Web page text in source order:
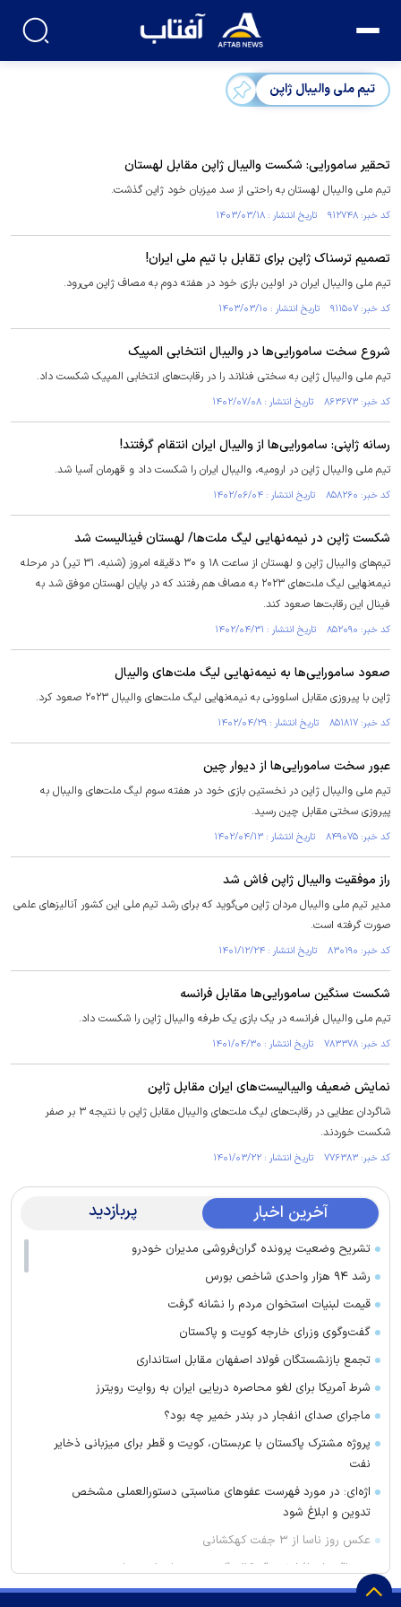
تیم ملی والیبال ژاپن
تحقیر سامورایی: شکست والیبال ژاپن مقابل لهستان
تیم ملی والیبال لهستان به راحتی از سد میزبان خود ژاپن گذشت.
کد خبر: ۹۱۲۷۴۸ تاریخ انتشار : ۱۴۰۳/۰۳/۱۸
تصمیم ترسناک ژاپن برای تقابل با تیم ملی ایران!
تیم ملی والیبال ایران در اولین بازی خود در هفته دوم به مصاف ژاپن می‌رود.
کد خبر: ۹۱۱۵۰۷ تاریخ انتشار : ۱۴۰۳/۰۳/۱۰
شروع سخت سامورایی‌ها در والیبال انتخابی المپیک
تیم ملی والیبال ژاپن به سختی فنلاند را در رقابت‌های انتخابی المپیک شکست داد.
کد خبر: ۸۶۳۶۷۳ تاریخ انتشار : ۱۴۰۲/۰۷/۰۸
رسانه ژاپنی: سامورایی‌ها از والیبال ایران انتقام گرفتند!
تیم ملی والیبال ژاپن در ارومیه، والیبال ایران را شکست داد و قهرمان آسیا شد.
کد خبر: ۸۵۸۲۶۰ تاریخ انتشار : ۱۴۰۲/۰۶/۰۴
شکست ژاپن در نیمه‌نهایی لیگ ملت‌ها/ لهستان فینالیست شد
تیم‌های والیبال ژاپن و لهستان از ساعت ۱۸ و ۳۰ دقیقه امروز (شنبه، ۳۱ تیر) در مرحله
نیمه‌نهایی لیگ ملت‌های ۲۰۲۳ به مصاف هم رفتند که در پایان لهستان موفق شد به
فینال این رقابت‌ها صعود کند.
کد خبر: ۸۵۲۰۹۰ تاریخ انتشار : ۱۴۰۲/۰۴/۳۱
صعود سامورایی‌ها به نیمه‌نهایی لیگ ملت‌های والیبال
ژاپن با پیروزی مقابل اسلوونی به نیمه‌نهایی لیگ ملت‌های والیبال ۲۰۲۳ صعود کرد.
کد خبر: ۸۵۱۸۱۷ تاریخ انتشار : ۱۴۰۲/۰۴/۲۹
عبور سخت سامورایی‌ها از دیوار چین
تیم ملی والیبال ژاپن در نخستین بازی خود در هفته سوم لیگ ملت‌های والیبال به
پیروزی سختی مقابل چین رسید.
کد خبر: ۸۴۹۰۷۵ تاریخ انتشار : ۱۴۰۲/۰۴/۱۳
راز موفقیت والیبال ژاپن فاش شد
مدیر تیم ملی والیبال مردان ژاپن می‌گوید که برای رشد تیم ملی این کشور آنالیز‌های علمی
صورت گرفته است.
کد خبر: ۸۳۰۱۹۰ تاریخ انتشار : ۱۴۰۱/۱۲/۲۴
شکست سنگین سامورایی‌ها مقابل فرانسه
تیم ملی والیبال فرانسه در یک بازی یک طرفه والیبال ژاپن را شکست داد.
کد خبر: ۷۸۳۳۷۸ تاریخ انتشار : ۱۴۰۱/۰۴/۳۰
نمایش ضعیف والیبالیست‌های ایران مقابل ژاپن
شاگردان عطایی در رقابت‌های لیگ ملت‌های والیبال مقابل ژاپن با نتیجه ۳ بر صفر
شکست خوردند.
کد خبر: ۷۷۶۳۸۳ تاریخ انتشار : ۱۴۰۱/۰۳/۲۲
آخرین اخبار پربازدید
تشریح وضعیت پرونده گران‌فروشی مدیران خودرو
رشد ۹۴ هزار واحدی شاخص بورس
قیمت لبنیات استخوان مردم را نشانه گرفت
گفت‌وگوی وزرای خارجه کویت و پاکستان
تجمع بازنشستگان فولاد اصفهان مقابل استانداری
شرط آمریکا برای لغو محاصره دریایی ایران به روایت رویترز
ماجرای صدای انفجار در بندر خمیر چه بود؟
پروژه مشترک پاکستان با عربستان، کویت و قطر برای میزبانی ذخایر
نفت
اژه‌ای: در مورد فهرست عفو‌های مناسبتی دستورالعملی مشخص
تدوین و ابلاغ شود
عکس روز ناسا از ۳ جفت کهکشانی
وزیر اقتصاد: افزایش رقم کالابرگ به زودی انجام می‌شود
کیفرخواست برای ۶ نفر از کارکنان گرمسار به اتهام اختلاس، جعل و